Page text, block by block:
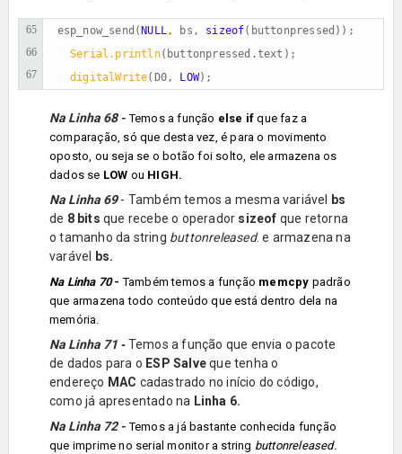
65
66
67
esp_now_send( NULL, bs, sizeof
Serial.println(buttonpressed.text);
digitalWrite(D0, LOW);
Na Linha 68 -Temos a função else ifque faz a
comparação, só que desta vez, é para o movimento
oposto, ou seja se o botão foi solto, ele armazena os
dados se LOW ou HIGH.
Na Linha 69- Também temos a mesma variável
bs
de 8 bits que recebe o operador sizeof que retorna
o tamanho da string buttonreleased. e armazena na
varável
bs.
Na Linha 70-Também temos a função memcpy padrão
que armazena todo conteúdo que está dentro dela na
memória.
Na Linha 71 - Temos a função que envia o pacote
de dados para o ESP Salveque tenha o
endereço MAC cadastrado no início do código,
como já apresentado na Linha 6.
Na Linha 72 -Temos a já bastante conhecida função
que imprime no serial monitor a string buttonreleased.